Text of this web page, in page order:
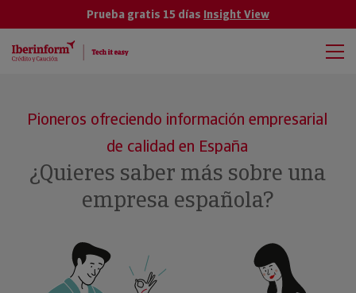
Prueba gratis 15 días Insight View
Pioneros ofreciendo información empresarial
de calidad en España
¿Quieres saber más sobre una
empresa española?